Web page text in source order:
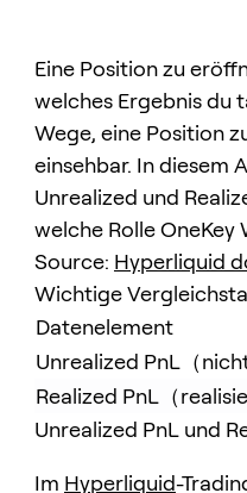
Eine Position zu
welches Ergebnis du
Wege, eine Position
einsehbar. In diesem
Unrealized und
welche Rolle OneKey
Source: Hyperliquid
Wichtige
Datenelement
Unrealized PnL（
Realized PnL（
Unrealized PnL und
Im Hyperliquid-